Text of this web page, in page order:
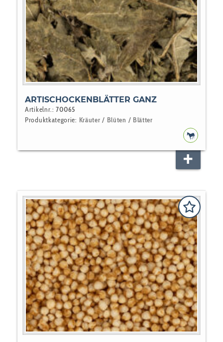
ARTISCHOCKENBLÄTTER GANZ
Artikelnr.:70065
Produktkategorie: Kräuter / Blüten / Blätter
PFERD